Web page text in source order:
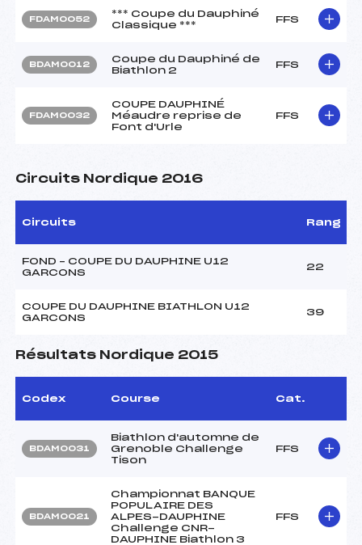
FDAM0052
*** Coupe du Dauphiné
Classique ***
FFS
BDAM0012
Coupe du Dauphiné de
Biathlon 2
FFS
FDAM0032
COUPE DAUPHINÉ
Méaudre reprise de
Font d'Urle
FFS
Circuits Nordique 2016
Circuits Rang
FOND – COUPE DU DAUPHINE U12
GARCONS
22
COUPE DU DAUPHINE BIATHLON U12
GARCONS
39
Résultats Nordique 2015
Codex Course Cat.
BDAM0031
Biathlon d'automne de
Grenoble Challenge
Tison
FFS
BDAM0021
Championnat BANQUE
POPULAIRE DES
ALPES-DAUPHINE
Challenge CNR-
DAUPHINE Biathlon 3
FFS